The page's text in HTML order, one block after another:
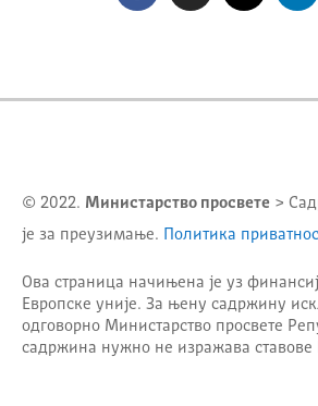
© 2022. Министарство просвете >
је за преузимање.
Политика
Ова страница начињена је уз
Европске уније. За њену садржину
одговорно Министарство просвете
садржина нужно не изражава ставове